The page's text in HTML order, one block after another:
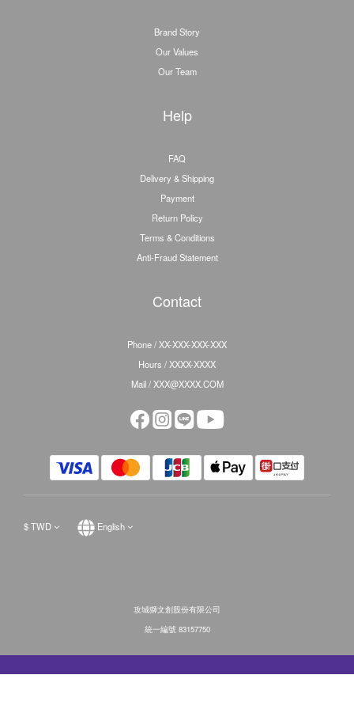
Brand Story
Our Values
Our Team
Help
FAQ
Delivery & Shipping
Payment
Return Policy
Terms & Conditions
Anti-Fraud Statement
Contact
Phone / XX-XXX-XXX-XXX
Hours / XXXX-XXXX
Mail / XXX@XXXX.COM
$TWD English
攻城獅文創股份有限公司
統一編號 83157750